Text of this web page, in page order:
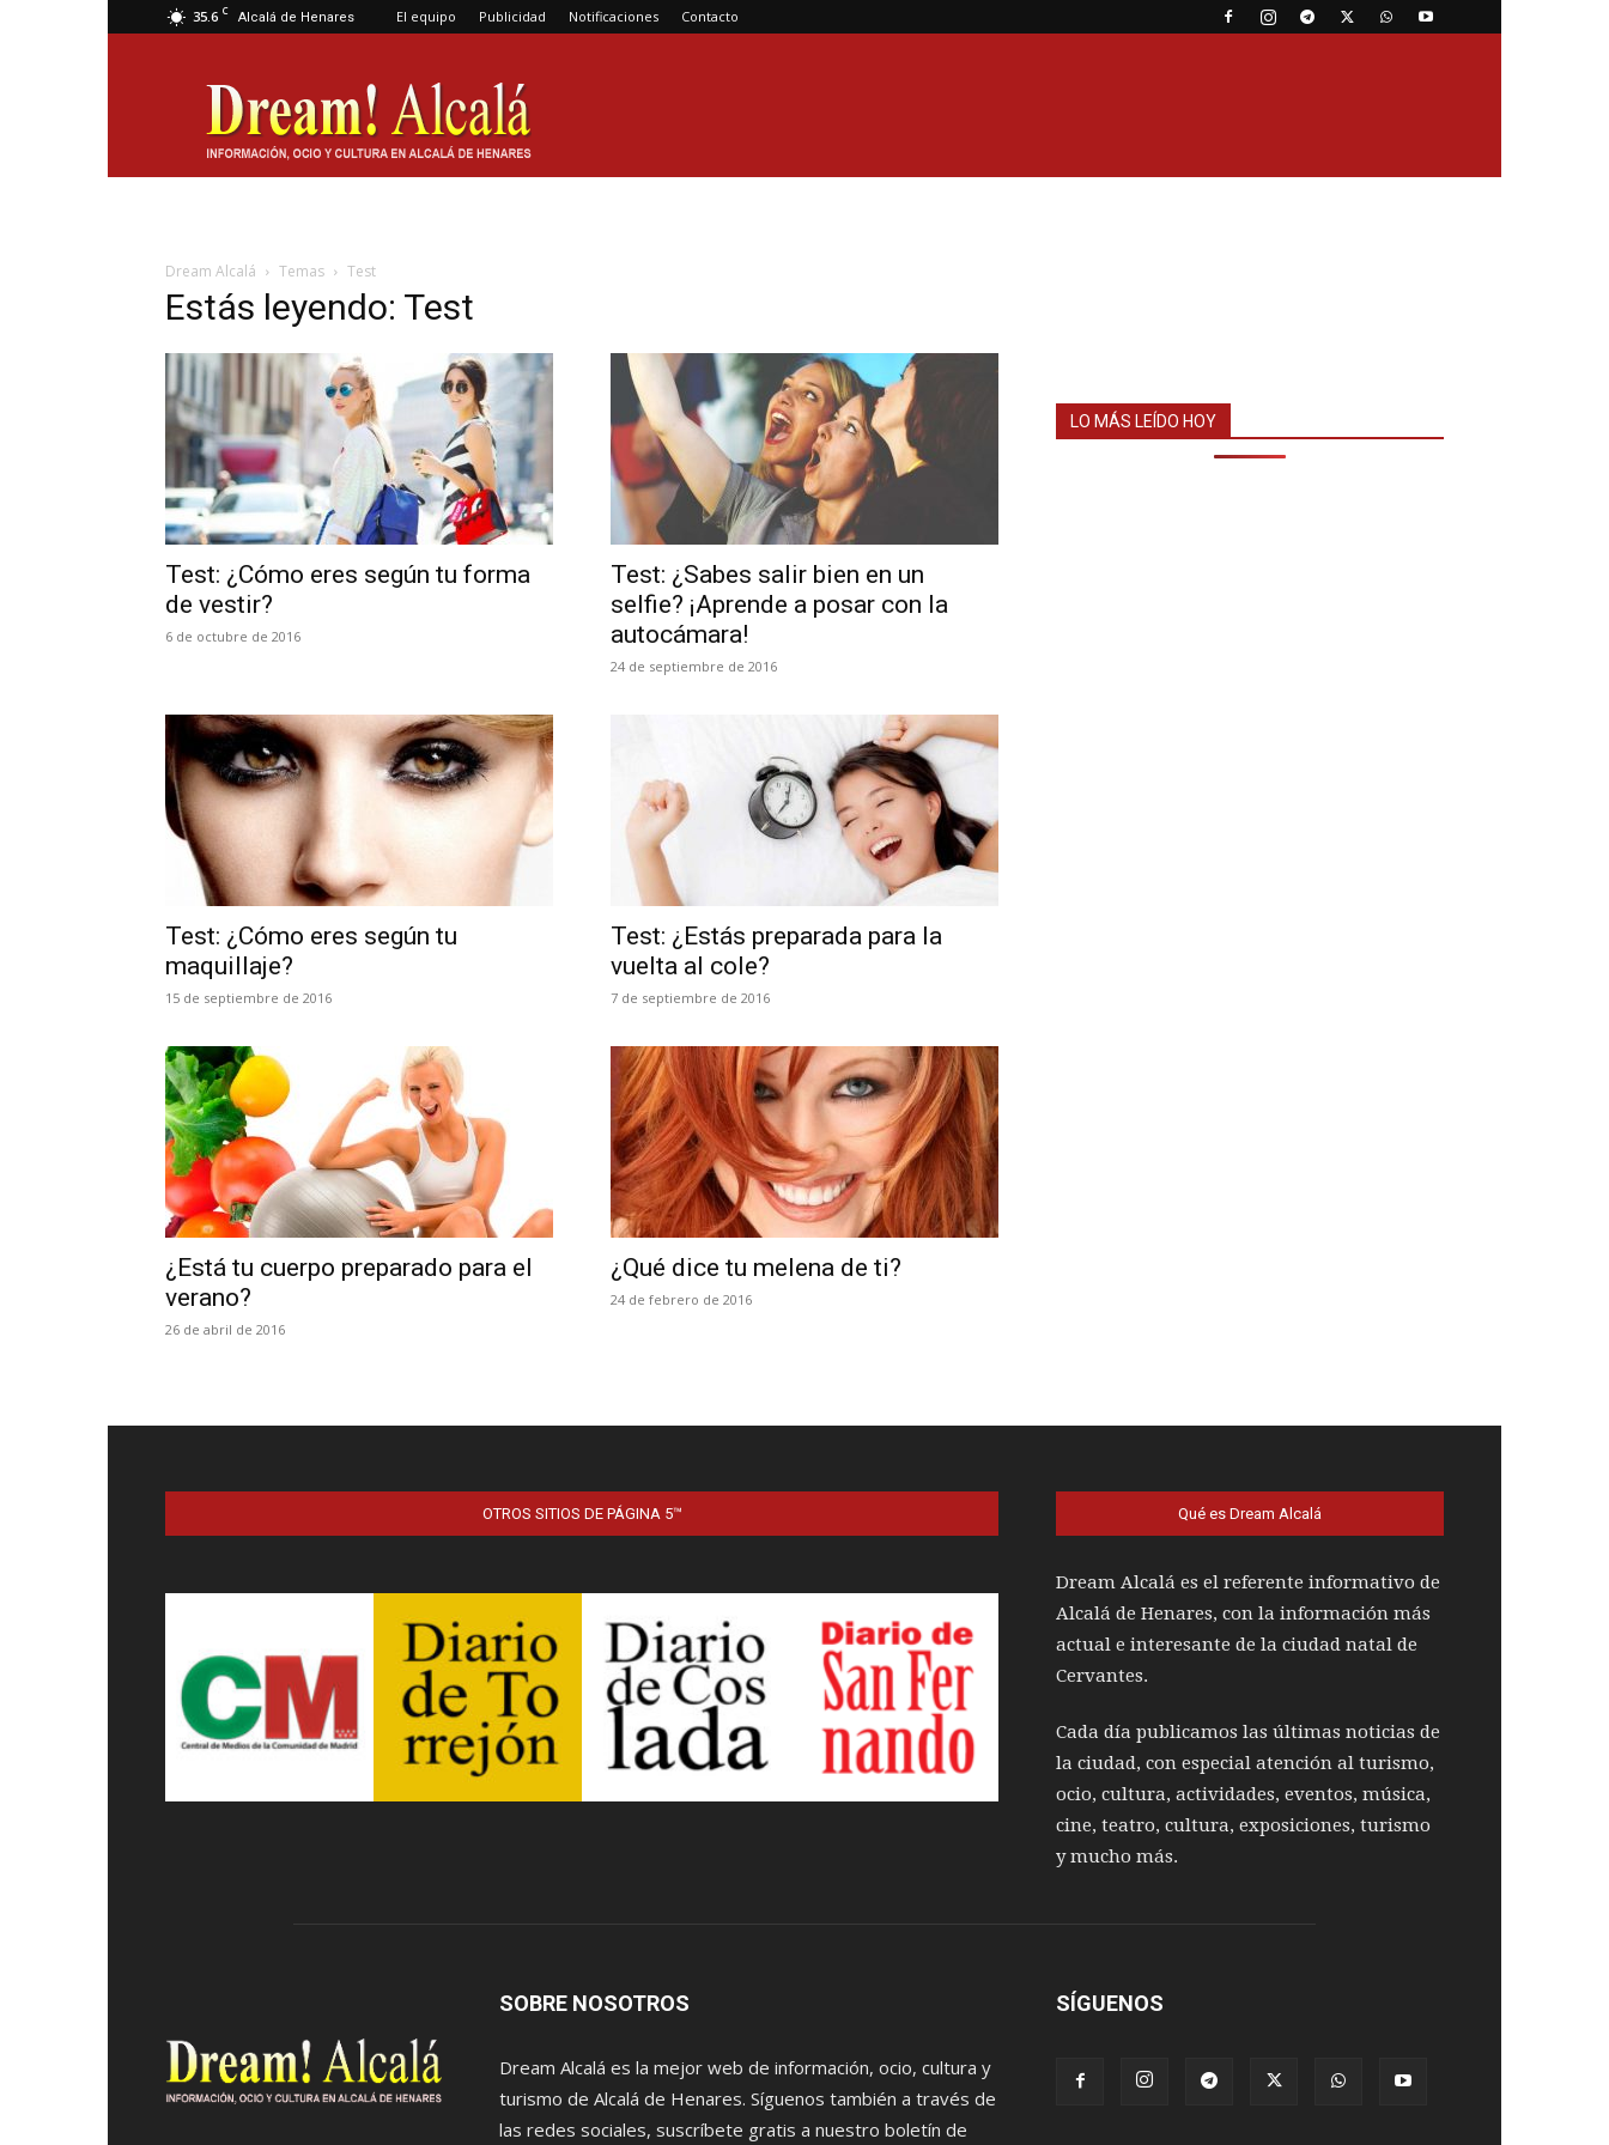
35.6 C Alcalá de Henares El equipo Publicidad Notificaciones Contacto
Dream
Alcalá
Dream Alcalá Temas Test
Estás leyendo: Test
Test: ¿Cómo eres según tu forma
de vestir?
6 de octubre de 2016
Test: ¿Sabes salir bien en un
selfie? ¡Aprende a posar con la
autocámara!
24 de septiembre de 2016
Test: ¿Cómo eres según tu
maquillaje?
15 de septiembre de 2016
Test: ¿Estás preparada para la
vuelta al cole?
7 de septiembre de 2016
¿Está tu cuerpo preparado para el
verano?
26 de abril de 2016
¿Qué dice tu melena de ti?
24 de febrero de 2016
LO MÁS LEÍDO HOY
OTROS SITIOS DE PÁGINA 5™ Qué es Dream Alcalá
Dream Alcalá es el referente informativo de
Alcalá de Henares, con la información más
actual e interesante de la ciudad natal de
Cervantes.
Cada día publicamos las últimas noticias de
la ciudad, con especial atención al turismo,
ocio, cultura, actividades, eventos, música,
cine, teatro, cultura, exposiciones, turismo
y mucho más.
SOBRE NOSOTROS
Dream Alcalá es la mejor web de información, ocio, cultura y
turismo de Alcalá de Henares. Síguenos también a través de
las redes sociales, suscríbete gratis a nuestro boletín de
SÍGUENOS